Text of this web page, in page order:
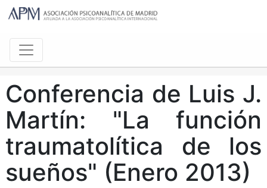
Conferencia de Luis J.
Martín: "La función
traumatolítica de los
sueños" (Enero 2013)